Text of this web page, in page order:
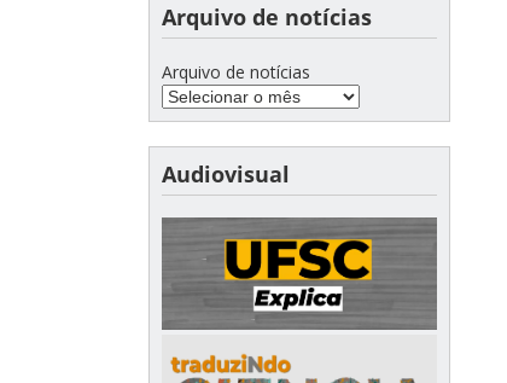
Arquivo de notícias
Arquivo de notícias
Audiovisual